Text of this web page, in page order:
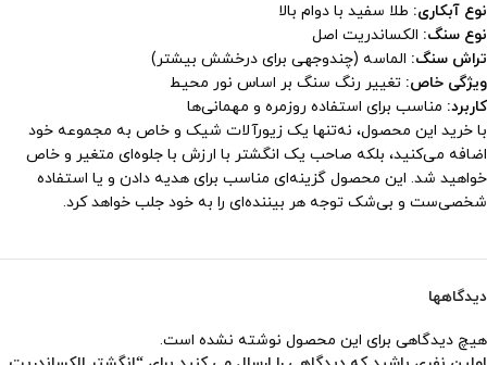
نوع آبکاری: طلا سفید با دوام بالا
نوع سنگ: الکساندریت اصل
تراش سنگ: الماسه (چندوجهی برای درخشش بیشتر)
ویژگی خاص: تغییر رنگ سنگ بر اساس نور محیط
کاربرد: مناسب برای استفاده روزمره و مهمانی‌ها
با خرید این محصول، نه‌تنها یک زیورآلات شیک و خاص به مجموعه خود
اضافه می‌کنید، بلکه صاحب یک انگشتر با ارزش با جلوه‌ای متغیر و خاص
خواهید شد. این محصول گزینه‌ای مناسب برای هدیه دادن و یا استفاده
شخصی‌ست و بی‌شک توجه هر بیننده‌ای را به خود جلب خواهد کرد.
دیدگاهها
هیچ دیدگاهی برای این محصول نوشته نشده است.